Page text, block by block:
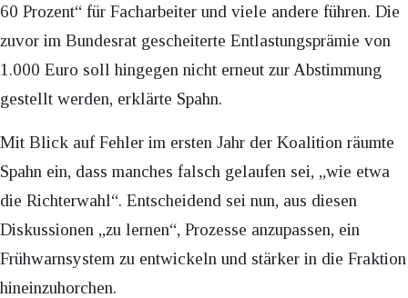
60 Prozent“ für Facharbeiter und viele andere führen. Die
zuvor im Bundesrat gescheiterte Entlastungsprämie von
1.000 Euro soll hingegen nicht erneut zur Abstimmung
gestellt werden, erklärte Spahn.
Mit Blick auf Fehler im ersten Jahr der Koalition räumte
Spahn ein, dass manches falsch gelaufen sei, „wie etwa
die Richterwahl“. Entscheidend sei nun, aus diesen
Diskussionen „zu lernen“, Prozesse anzupassen, ein
Frühwarnsystem zu entwickeln und stärker in die Fraktion
hineinzuhorchen.